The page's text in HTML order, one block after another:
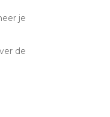
je
de